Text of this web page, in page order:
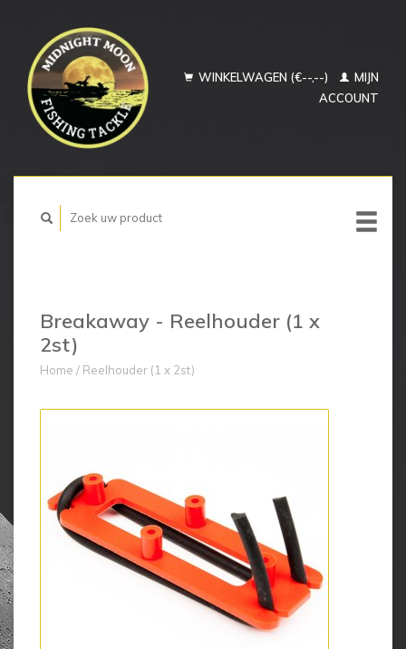
WINKELWAGEN (€--,--)
MIJN
ACCOUNT
Breakaway - Reelhouder (1 x
2st)
Home / Reelhouder (1 x 2st)